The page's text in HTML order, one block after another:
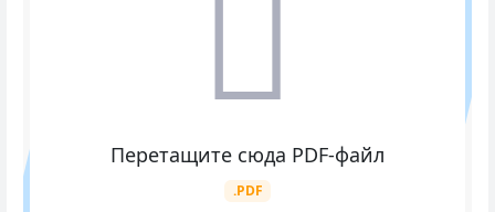
Перетащите сюда PDF-файл
.PDF